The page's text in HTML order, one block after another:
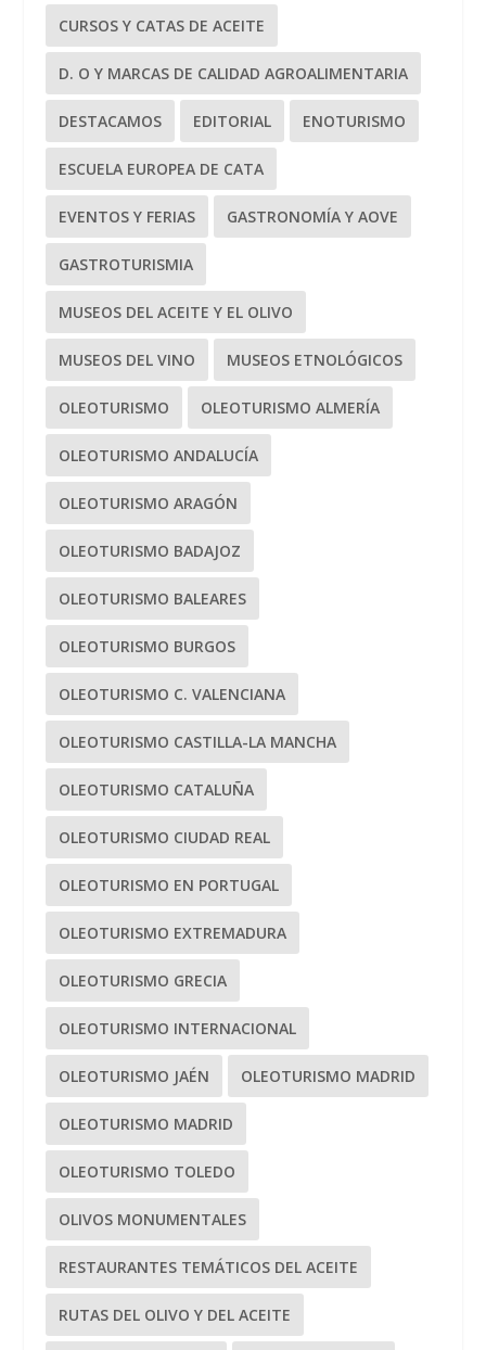
CURSOS Y CATAS DE ACEITE
D. O Y MARCAS DE CALIDAD AGROALIMENTARIA
DESTACAMOS EDITORIAL ENOTURISMO
ESCUELA EUROPEA DE CATA
EVENTOS Y FERIAS GASTRONOMÍA Y AOVE
GASTROTURISMIA
MUSEOS DEL ACEITE Y EL OLIVO
MUSEOS DEL VINO MUSEOS ETNOLÓGICOS
OLEOTURISMO OLEOTURISMO ALMERÍA
OLEOTURISMO ANDALUCÍA
OLEOTURISMO ARAGÓN
OLEOTURISMO BADAJOZ
OLEOTURISMO BALEARES
OLEOTURISMO BURGOS
OLEOTURISMO C. VALENCIANA
OLEOTURISMO CASTILLA-LA MANCHA
OLEOTURISMO CATALUÑA
OLEOTURISMO CIUDAD REAL
OLEOTURISMO EN PORTUGAL
OLEOTURISMO EXTREMADURA
OLEOTURISMO GRECIA
OLEOTURISMO INTERNACIONAL
OLEOTURISMO JAÉN OLEOTURISMO MADRID
OLEOTURISMO MADRID
OLEOTURISMO TOLEDO
OLIVOS MONUMENTALES
RESTAURANTES TEMÁTICOS DEL ACEITE
RUTAS DEL OLIVO Y DEL ACEITE